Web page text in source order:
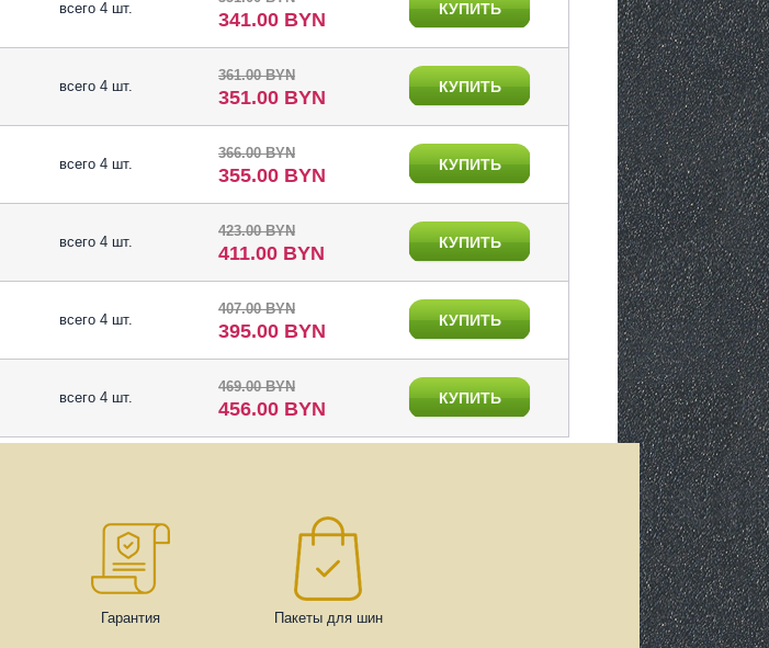
всего 4 шт.
341.00 BYN КУПИТЬ
всего 4 шт.
361.00 BYN
351.00 BYN КУПИТЬ
всего 4 шт.
366.00 BYN
355.00 BYN КУПИТЬ
всего 4 шт.
423.00 BYN
411.00 BYN КУПИТЬ
всего 4 шт.
407.00 BYN
395.00 BYN КУПИТЬ
всего 4 шт.
469.00 BYN
456.00 BYN КУПИТЬ
Гарантия Пакеты для шин